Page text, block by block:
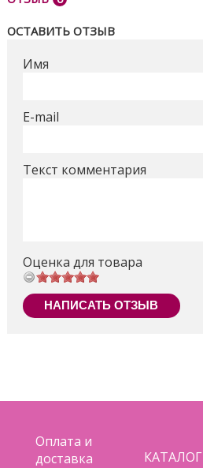
ОСТАВИТЬ ОТЗЫВ
Имя
E-mail
Текст комментария
Оценка для товара
НАПИСАТЬ ОТЗЫВ
Оплата и
доставка
КАТАЛОГ